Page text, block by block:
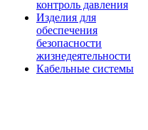
контроль давления
Изделия для
обеспечения
безопасности
жизнедеятельности
Кабельные системы